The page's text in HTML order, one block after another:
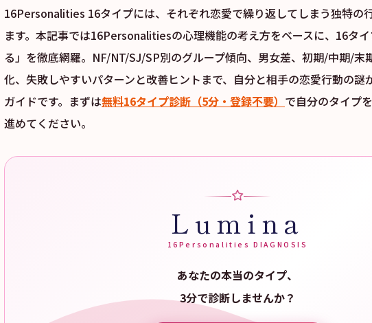
16Personalities 16タイプには、それぞれ恋愛で繰り返してしまう独特の
ます。本記事では16Personalitiesの心理機能の考え方をベースに、16タ
る」を徹底網羅。NF/NT/SJ/SP別のグループ傾向、男女差、初期/中期/末
化、失敗しやすいパターンと改善ヒントまで、自分と相手の恋愛行動の謎
ガイドです。まずは無料16タイプ診断（5分・登録不要） で自分のタイプ
進めてください。
Lumina
16Personalities DIAGNOSIS
あなたの本当のタイプ、
3分で診断しませんか？